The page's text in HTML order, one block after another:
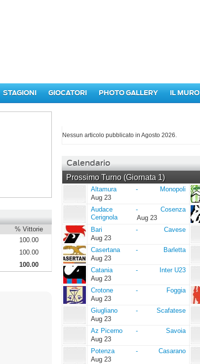
STAGIONI GIOCATORI PHOTO GALLERY IL MURO
% Vittorie
100.00
100.00
100.00
Nessun articolo pubblicato in Agosto 2026.
Calendario
Prossimo Turno (Giornata 1)
Altamura
Altamura -
Monopoli
Aug 23
Audace
Cerignola
Audace
Cerignola
-
Cosenza
Aug 23
Bari
Bari -
Cavese
Aug 23
Casertana
Casertana -
Barletta
Aug 23
Catania
Catania -
Inter U23
Aug 23
Crotone
Crotone -
Foggia
Aug 23
Giugliano
Giugliano -
Scafatese
Aug 23
Az
Picerno
Az Picerno -
Savoia
Aug 23
Potenza
Potenza -
Casarano
Aug 23